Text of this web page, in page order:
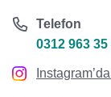
Telefon
0312 963 35